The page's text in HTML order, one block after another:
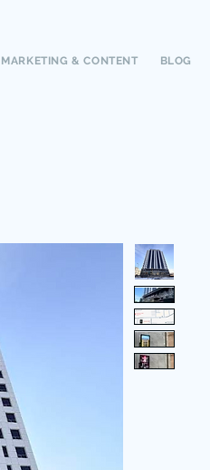
MARKETING & CONTENT BLOG